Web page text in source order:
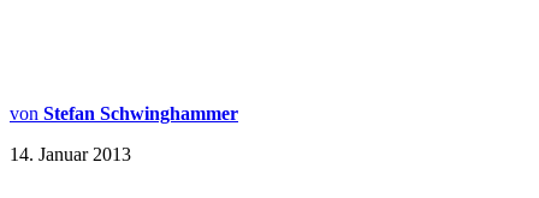
von Stefan Schwinghammer
14. Januar 2013